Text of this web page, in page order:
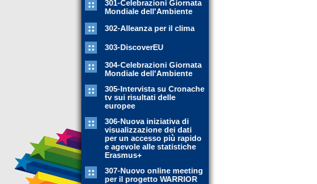
301-Celebrazioni Giornata
Mondiale dell'Ambiente
302-Alleanza per il clima
303-DiscoverEU
304-Celebrazioni Giornata
Mondiale dell'Ambiente
305-Intervista su Cronache
tv sui risultati delle
europee
306-Nuova iniziativa di
visualizzazione dei dati
per un accesso più rapido
e agevole alle statistiche
Erasmus+
307-Nuovo online meeting
per il progetto WARRIOR